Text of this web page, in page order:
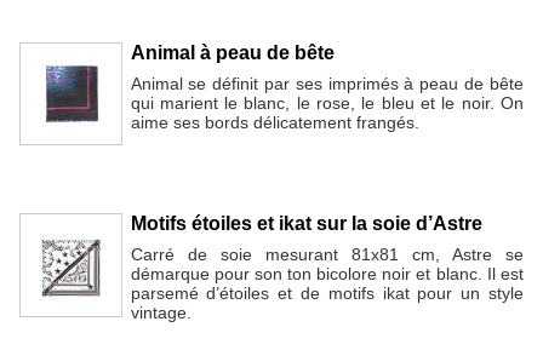
Animal à peau de bête
Animal se définit par ses imprimés à peau de bête
qui marient le blanc, le rose, le bleu et le noir. On
aime ses bords délicatement frangés.
Motifs étoiles et ikat sur la soie d’Astre
Carré de soie mesurant 81x81 cm, Astre se
démarque pour son ton bicolore noir et blanc. Il est
parsemé d’étoiles et de motifs ikat pour un style
vintage.